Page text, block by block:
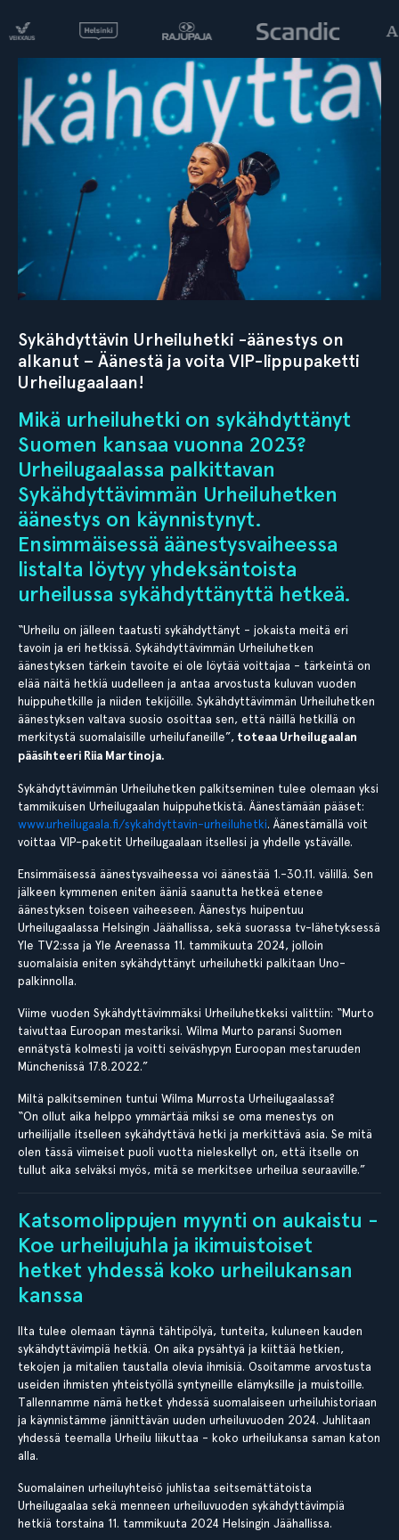
Sykähdyttävin Urheiluhetki -äänestys on
alkanut – Äänestä ja voita VIP-lippupaketti
Urheilugaalaan!
Mikä urheiluhetki on sykähdyttänyt
Suomen kansaa vuonna 2023?
Urheilugaalassa palkittavan
Sykähdyttävimmän Urheiluhetken
äänestys on käynnistynyt.
Ensimmäisessä äänestysvaiheessa
listalta löytyy yhdeksäntoista
urheilussa sykähdyttänyttä hetkeä.
“Urheilu on jälleen taatusti sykähdyttänyt - jokaista meitä eri
tavoin ja eri hetkissä. Sykähdyttävimmän Urheiluhetken
äänestyksen tärkein tavoite ei ole löytää voittajaa - tärkeintä on
elää näitä hetkiä uudelleen ja antaa arvostusta kuluvan vuoden
huippuhetkille ja niiden tekijöille. Sykähdyttävimmän Urheiluhetken
äänestyksen valtava suosio osoittaa sen, että näillä hetkillä on
merkitystä suomalaisille urheilufaneille”, toteaa Urheilugaalan
pääsihteeri Riia Martinoja.
Sykähdyttävimmän Urheiluhetken palkitseminen tulee olemaan yksi
tammikuisen Urheilugaalan huippuhetkistä. Äänestämään pääset:
www.urheilugaala.fi/sykahdyttavin-urheiluhetki. Äänestämällä voit
voittaa VIP-paketit Urheilugaalaan itsellesi ja yhdelle ystävälle.
Ensimmäisessä äänestysvaiheessa voi äänestää 1.-30.11. välillä. Sen
jälkeen kymmenen eniten ääniä saanutta hetkeä etenee
äänestyksen toiseen vaiheeseen. Äänestys huipentuu
Urheilugaalassa Helsingin Jäähallissa, sekä suorassa tv-lähetyksessä
Yle TV2:ssa ja Yle Areenassa 11. tammikuuta 2024, jolloin
suomalaisia eniten sykähdyttänyt urheiluhetki palkitaan Uno-
palkinnolla.
Viime vuoden Sykähdyttävimmäksi Urheiluhetkeksi valittiin: “Murto
taivuttaa Euroopan mestariksi. Wilma Murto paransi Suomen
ennätystä kolmesti ja voitti seiväshypyn Euroopan mestaruuden
Münchenissä 17.8.2022.”
Miltä palkitseminen tuntui Wilma Murrosta Urheilugaalassa?
“On ollut aika helppo ymmärtää miksi se oma menestys on
urheilijalle itselleen sykähdyttävä hetki ja merkittävä asia. Se mitä
olen tässä viimeiset puoli vuotta nieleskellyt on, että itselle on
tullut aika selväksi myös, mitä se merkitsee urheilua seuraaville.”
Katsomolippujen myynti on aukaistu -
Koe urheilujuhla ja ikimuistoiset
hetket yhdessä koko urheilukansan
kanssa
Ilta tulee olemaan täynnä tähtipölyä, tunteita, kuluneen kauden
sykähdyttävimpiä hetkiä. On aika pysähtyä ja kiittää hetkien,
tekojen ja mitalien taustalla olevia ihmisiä. Osoitamme arvostusta
useiden ihmisten yhteistyöllä syntyneille elämyksille ja muistoille.
Tallennamme nämä hetket yhdessä suomalaiseen urheiluhistoriaan
ja käynnistämme jännittävän uuden urheiluvuoden 2024. Juhlitaan
yhdessä teemalla Urheilu liikuttaa - koko urheilukansa saman katon
alla.
Suomalainen urheiluyhteisö juhlistaa seitsemättätoista
Urheilugaalaa sekä menneen urheiluvuoden sykähdyttävimpiä
hetkiä torstaina 11. tammikuuta 2024 Helsingin Jäähallissa.